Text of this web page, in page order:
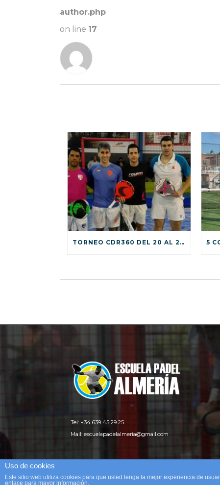
author.php
on line 17
TORNEO CDR360 DEL 20 AL 23 DE OCTUBRE
Tel: +34 639 45 29 25
Mail: escuelapadelalmeria@gmail.com
Uso de cookies
Este sitio web utiliza cookies para que usted tenga la mejor experiencia de
enlace para mayor información.